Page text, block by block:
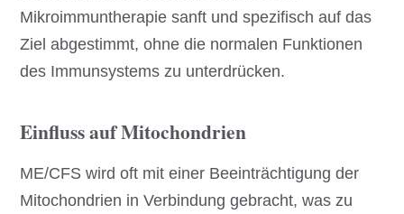
Mikroimmuntherapie sanft und spezifisch auf das
Ziel abgestimmt, ohne die normalen Funktionen
des Immunsystems zu unterdrücken.
Einfluss auf Mitochondrien
ME/CFS wird oft mit einer Beeinträchtigung der
Mitochondrien in Verbindung gebracht, was zu